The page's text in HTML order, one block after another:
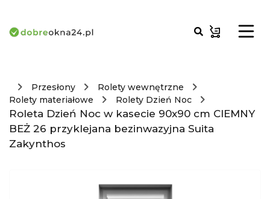
Przesłony
Rolety wewnętrzne
Rolety materiałowe
Rolety Dzień Noc
Roleta Dzień Noc w kasecie 90x90 cm CIEMNY
BEŻ 26 przyklejana bezinwazyjna Suita
Zakynthos